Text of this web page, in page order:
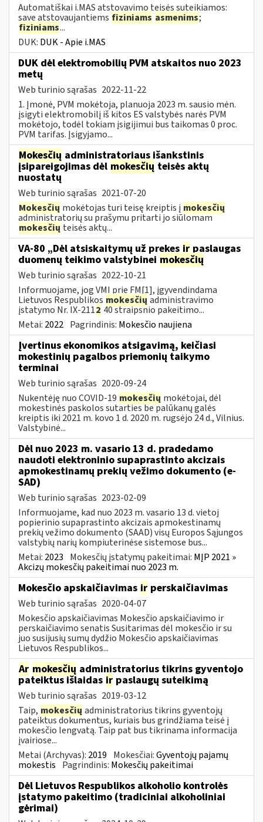
Automatiškai i.MAS atstovavimo teisės suteikiamos:
save atstovaujantiems fiziniams asmenims;
fiziniams...
DUK: DUK - Apie i.MAS
DUK dėl elektromobilių PVM atskaitos nuo 2023
metų
Web turinio sąrašas 2022-11-22
1. Įmonė, PVM mokėtoja, planuoja 2023 m. sausio mėn.
įsigyti elektromobilį iš kitos ES valstybės narės PVM
mokėtojo, todėl tokiam įsigijimui bus taikomas 0 proc.
PVM tarifas. Įsigyjamo...
Mokesčių administratoriaus išankstinis
įsipareigojimas dėl mokesčių teisės aktų
nuostatų
Web turinio sąrašas 2021-07-20
Mokesčių mokėtojas turi teisę kreiptis į mokesčių
administratorių su prašymu pritarti jo siūlomam
mokesčių teisės aktų...
VA-80 „Dėl atsiskaitymų už prekes ir paslaugas
duomenų teikimo valstybinei mokesčių
Web turinio sąrašas 2022-10-21
Informuojame, jog VMI prie FM[1], įgyvendindama
Lietuvos Respublikos mokesčių administravimo
įstatymo Nr. IX-2112 40 straipsnio pakeitimo...
Metai: 2022 Pagrindinis: Mokesčio naujiena
Įvertinus ekonomikos atsigavimą, keičiasi
mokestinių pagalbos priemonių taikymo
terminai
Web turinio sąrašas 2020-09-24
Nukentėję nuo COVID-19 mokesčių mokėtojai, dėl
mokestinės paskolos sutarties be palūkanų galės
kreiptis iki 2021 m. kovo 1 d. 2020 m. rugsėjo 24 d., Vilnius.
Valstybinė...
Dėl nuo 2023 m. vasario 13 d. pradedamo
naudoti elektroninio supaprastinto akcizais
apmokestinamų prekių vežimo dokumento (e-
SAD)
Web turinio sąrašas 2023-02-09
Informuojame, kad nuo 2023 m. vasario 13 d. vietoj
popierinio supaprastinto akcizais apmokestinamų
prekių vežimo dokumento (SAAD) visų Europos Sąjungos
valstybių narių kompiuterinėse sistemose bus...
Metai: 2023 Mokesčių įstatymų pakeitimai: MĮP 2021 »
Akcizų mokesčių pakeitimai nuo 2023 m.
Mokesčio apskaičiavimas ir perskaičiavimas
Web turinio sąrašas 2020-04-07
Mokesčio apskaičiavimas Mokesčio apskaičiavimo ir
perskaičiavimo senatis Susitarimas dėl mokesčio ir su
juo susijusių sumų dydžio Mokesčio apskaičiavimas
Lietuvos Respublikos...
Ar mokesčių administratorius tikrins gyventojo
pateiktus išlaidas ir paslaugų suteikimą
Web turinio sąrašas 2019-03-12
Taip, mokesčių administratorius tikrins gyventojų
pateiktus dokumentus, kuriais bus grindžiama teisė į
mokesčio lengvatą. Taip pat bus tikrinama informacija
įvairiose...
Metai (Archyvas): 2019 Mokesčiai:Gyventojų pajamų
mokestis Pagrindinis: Mokesčių pakeitimai
Dėl Lietuvos Respublikos alkoholio kontrolės
įstatymo pakeitimo (tradiciniai alkoholiniai
gėrimai)